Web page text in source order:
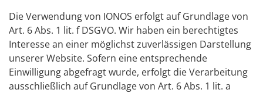
Die Verwendung von IONOS erfolgt auf Grundlage von
Art. 6 Abs. 1 lit. f DSGVO. Wir haben ein berechtigtes
Interesse an einer möglichst zuverlässigen Darstellung
unserer Website. Sofern eine entsprechende
Einwilligung abgefragt wurde, erfolgt die Verarbeitung
ausschließlich auf Grundlage von Art. 6 Abs. 1 lit. a